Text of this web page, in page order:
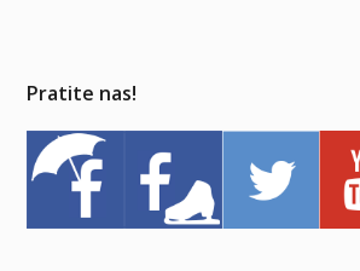
Pratite nas!